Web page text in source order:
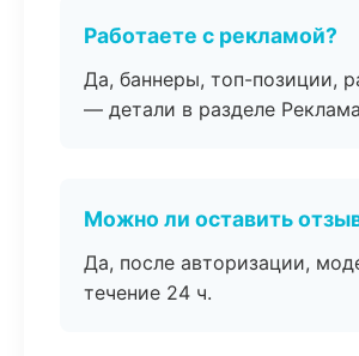
Работаете с рекламой?
Да, баннеры, топ-позиции,
— детали в разделе
Можно ли оставить
Да, после авторизации,
течение 24 ч.